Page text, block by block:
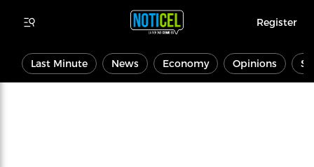
Register
Last Minute News Economy Opinions